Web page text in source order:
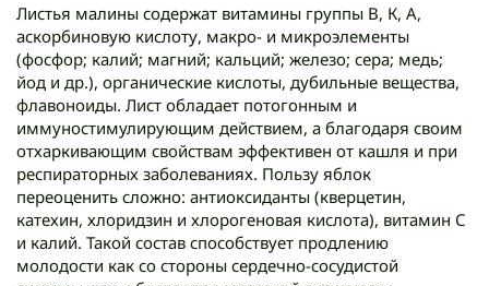
Листья малины содержат витамины группы B, К, А,
аскорбиновую кислоту, макро- и микроэлементы
(фосфор; калий; магний; кальций; железо; сера; медь;
йод и др.), органические кислоты, дубильные вещества,
флавоноиды. Лист обладает потогонным и
иммуностимулирующим действием, а благодаря своим
отхаркивающим свойствам эффективен от кашля и при
респираторных заболеваниях. Пользу яблок
переоценить сложно: антиоксиданты (кверцетин,
катехин, хлоридзин и хлорогеновая кислота), витамин С
и калий. Такой состав способствует продлению
молодости как со стороны сердечно-сосудистой